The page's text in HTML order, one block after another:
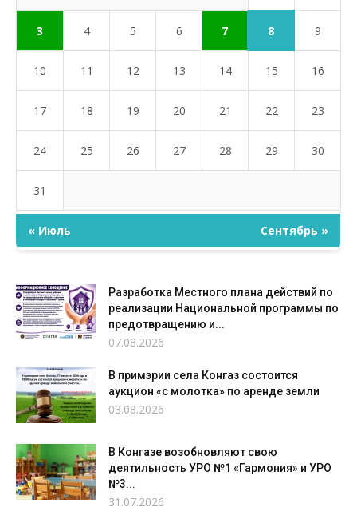
3 4 5 6 7 8 9
10 11 12 13 14 15 16
17 18 19 20 21 22 23
24 25 26 27 28 29 30
31
« Июль Сентябрь »
Разработка Местного плана действий по
реализации Национальной программы по
предотвращению и...
07.08.2026
В примэрии села Конгаз состоится
аукцион «с молотка» по аренде земли
03.08.2026
В Конгазе возобновляют свою
деятильность УРО №1 «Гармония» и УРО
№3...
31.07.2026